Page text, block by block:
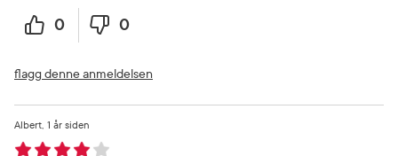
0 0
flagg denne anmeldelsen
1 år siden
Albert